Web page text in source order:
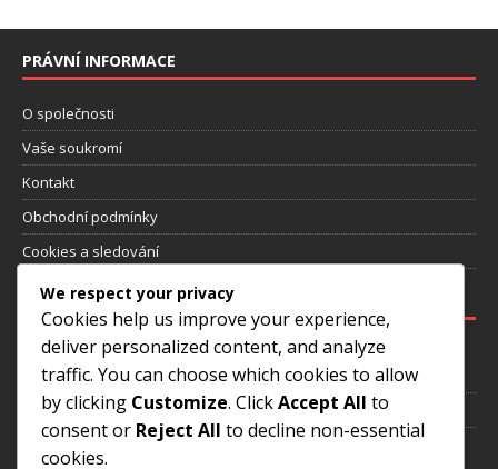
PRÁVNÍ INFORMACE
O společnosti
Vaše soukromí
Kontakt
Obchodní podmínky
Cookies a sledování
NEJNOVĚJŠÍ PŘÍSPĚVKY
Ronaldo Nazário: vítězství na mistrovství světa, mezinárodní
ocenění, odkaz
Tostão: Úspěchy na mistrovství světa, Příspěvky v klubu, Dědictví
Rivaldo: Úspěchy na mistrovství světa, Mezinárodní úspěchy,
We respect your privacy
Cookies help us improve your experience,
deliver personalized content, and analyze
traffic. You can choose which cookies to allow
by clicking Customize. ClickAccept All to
consent or Reject All to decline non-essential
cookies.